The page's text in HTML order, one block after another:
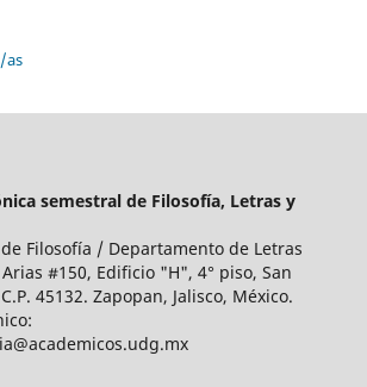
as
semestral de Filosofía, Letras y
Filosofía / Departamento de Letras
Arias #150, Edificio "H", 4° piso, San
45132. Zapopan, Jalisco, México.